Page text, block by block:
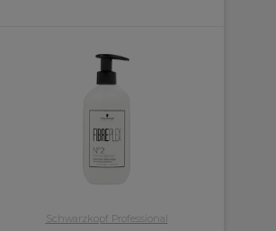
Schwarzkopf Professional